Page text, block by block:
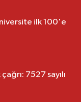
ilk 100'e
7527 sayılı